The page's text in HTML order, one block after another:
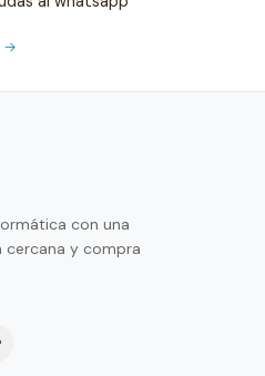
con una
cercana y compra